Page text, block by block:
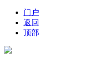
门户
返回
顶部